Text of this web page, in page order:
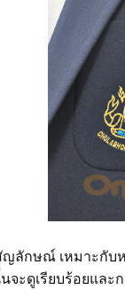
ลักษณ์ เหมาะกั
จะดูเรียบร้อยแล